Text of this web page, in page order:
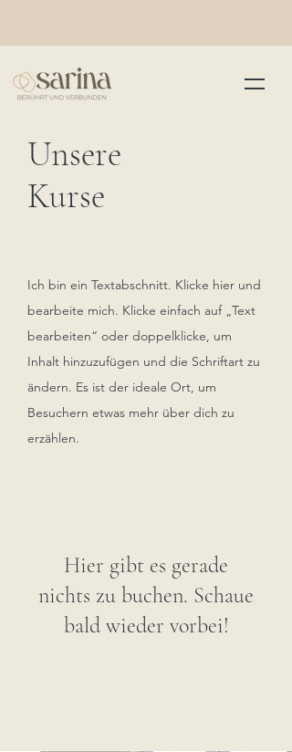
Unsere
Kurse
Ich bin ein Textabschnitt. Klicke hier und
bearbeite mich. Klicke einfach auf „Text
bearbeiten“ oder doppelklicke, um
Inhalt hinzuzufügen und die Schriftart zu
ändern. Es ist der ideale Ort, um
Besuchern etwas mehr über dich zu
erzählen.
Hier gibt es gerade
nichts zu buchen. Schaue
bald wieder vorbei!